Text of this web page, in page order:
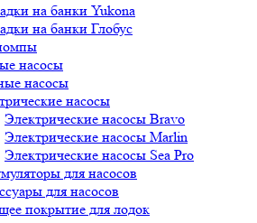
на банки Yukona
на банки Глобус
насосы
насосы
насосы
Электрические насосы Bravo
Электрические насосы Marlin
Электрические насосы Sea Pro
для насосов
для насосов
покрытие для лодок